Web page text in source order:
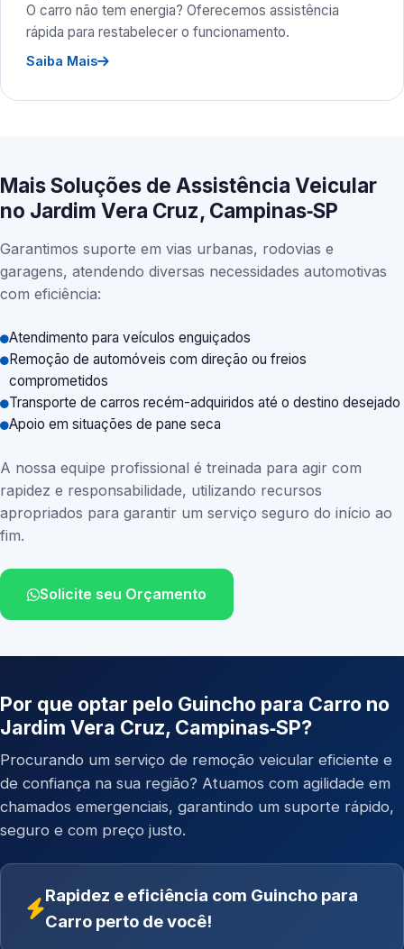
O carro não tem energia? Oferecemos assistência
rápida para restabelecer o funcionamento.
Saiba Mais
Mais Soluções de Assistência Veicular
no Jardim Vera Cruz, Campinas‑SP
Garantimos suporte em vias urbanas, rodovias e
garagens, atendendo diversas necessidades automotivas
com eficiência:
Atendimento para veículos enguiçados
Remoção de automóveis com direção ou freios
comprometidos
Transporte de carros recém-adquiridos até o destino desejado
Apoio em situações de pane seca
A nossa equipe profissional é treinada para agir com
rapidez e responsabilidade, utilizando recursos
apropriados para garantir um serviço seguro do início ao
fim.
Solicite seu Orçamento
Por que optar pelo Guincho para Carro no
Jardim Vera Cruz, Campinas‑SP?
Procurando um serviço de remoção veicular eficiente e
de confiança na sua região? Atuamos com agilidade em
chamados emergenciais, garantindo um suporte rápido,
seguro e com preço justo.
Rapidez e eficiência com Guincho para
Carro perto de você!